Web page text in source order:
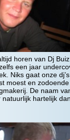
horen van Dj
een jaar
Niks gaat onze
moest en
De naam
natuurlijk hartelijk